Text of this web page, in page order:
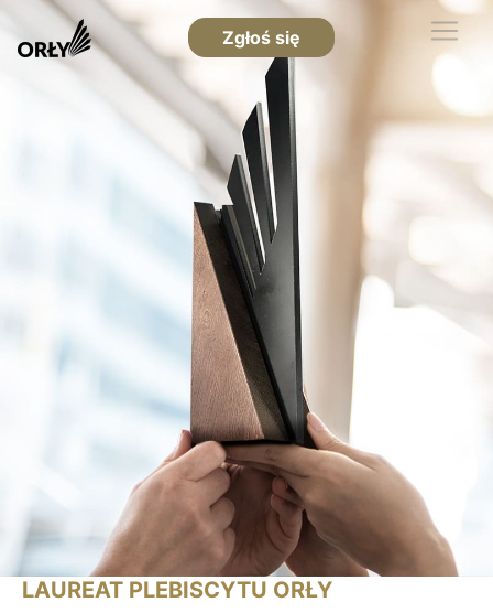
Zgłoś się
LAUREAT PLEBISCYTU ORŁY